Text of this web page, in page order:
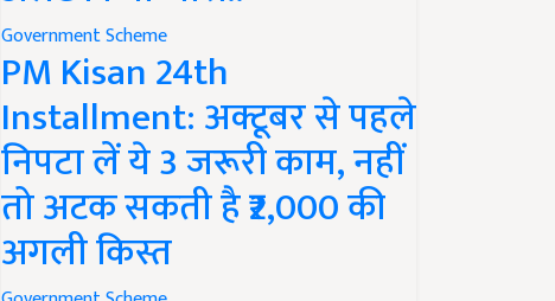
Government Scheme
PM Kisan 24th
Installment: अक्टूबर से पहले
निपटा लें ये 3 जरूरी काम, नहीं
तो अटक सकती है ₹2,000 की
अगली किस्त